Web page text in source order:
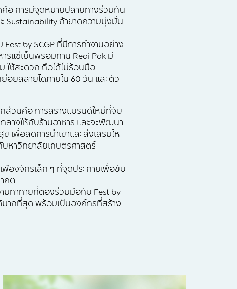
คือ การมีจุดหมายปลายทางร่วมกัน
Sustainability ถ้าขาดความมุ่งมั่น
by SCGP ที่มีการทำงานอย่าง
แซ่เย็นพร้อมทาน Redi Pak มี
ใช้สะดวก ถือได้ไม่ร้อนมือ
อยสลายได้ภายใน 60 วัน และตัว
กส่วนคือ การสร้างแบรนด์ใหม่ที่จับ
กลางให้กับร้านอาหาร และจะพัฒนา
เพื่อลดการนำเข้าและส่งเสริมให้
บหาวิทยาลัยเกษตรศาสตร์
ฟืองจักรเล็ก ๆ ที่จุดประกายเพื่อขับ
คต
มท้าทายที่ต้องร่วมมือกับ Fest by
ากที่สุด พร้อมเป็นองค์กรที่สร้าง